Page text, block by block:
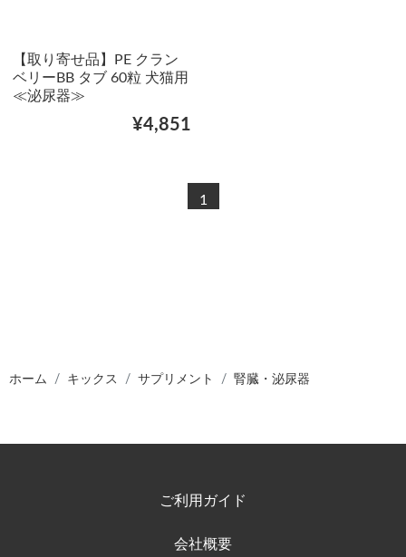
【取り寄せ品】PE クラン
ベリーBB タブ 60粒 犬猫用
≪泌尿器≫
¥4,851
1
ホーム キックス サプリメント 腎臓・泌尿器
ご利用ガイド
会社概要